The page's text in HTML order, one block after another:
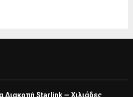
Διακοπή Starlink — Χιλιάδες